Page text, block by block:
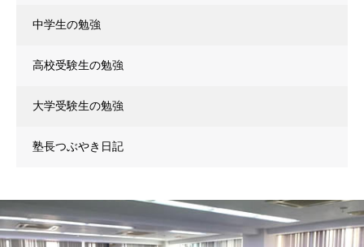
中学生の勉強
高校受験生の勉強
大学受験生の勉強
塾長つぶやき日記